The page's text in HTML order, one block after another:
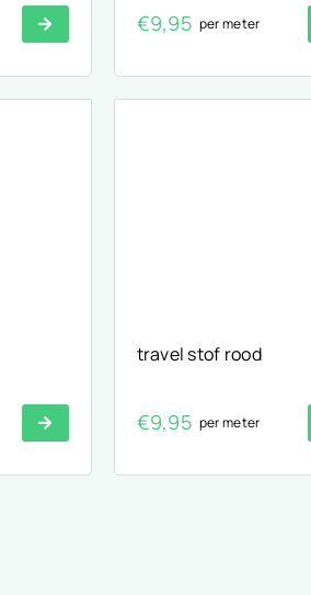
€9,95 per meter
travel stof rood
€9,95 per meter